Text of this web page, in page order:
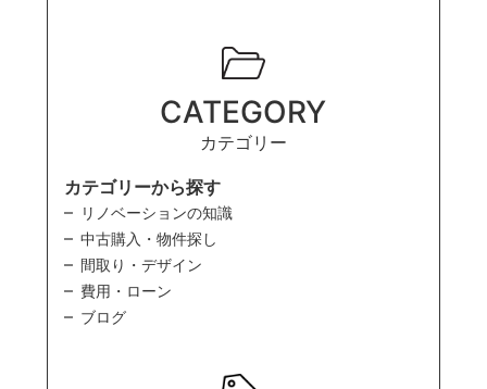
CATEGORY
カテゴリー
カテゴリーから探す
リノベーションの知識
中古購入・物件探し
間取り・デザイン
費用・ローン
ブログ